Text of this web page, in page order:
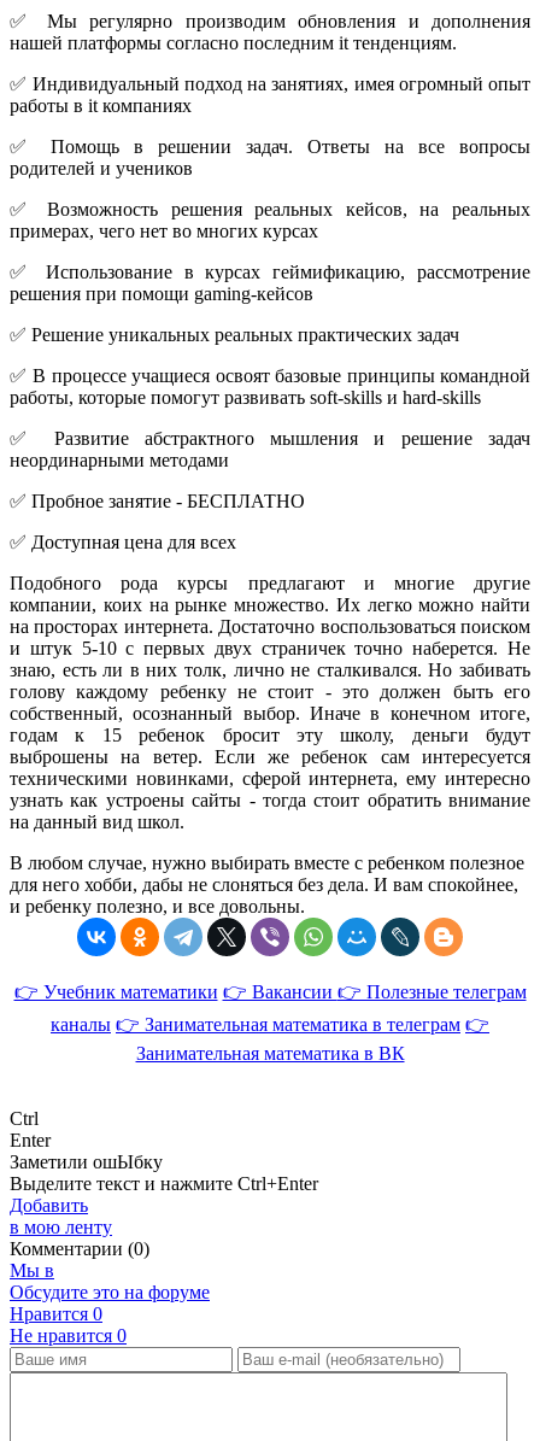
✅ Мы регулярно производим обновления и дополнения
нашей платформы согласно последним it тенденциям.
✅ Индивидуальный подход на занятиях, имея огромный опыт
работы в it компаниях
✅ Помощь в решении задач. Ответы на все вопросы
родителей и учеников
✅ Возможность решения реальных кейсов, на реальных
примерах, чего нет во многих курсах
✅ Использование в курсах геймификацию, рассмотрение
решения при помощи gaming-кейсов
✅ Решение уникальных реальных практических задач
✅ В процессе учащиеся освоят базовые принципы командной
работы, которые помогут развивать soft-skills и hard-skills
✅ Развитие абстрактного мышления и решение задач
неординарными методами
✅ Пробное занятие - БЕСПЛАТНО
✅ Доступная цена для всех
Подобного рода курсы предлагают и многие другие
компании, коих на рынке множество. Их легко можно найти
на просторах интернета. Достаточно воспользоваться поиском
и штук 5-10 с первых двух страничек точно наберется. Не
знаю, есть ли в них толк, лично не сталкивался. Но забивать
голову каждому ребенку не стоит - это должен быть его
собственный, осознанный выбор. Иначе в конечном итоге,
годам к 15 ребенок бросит эту школу, деньги будут
выброшены на ветер. Если же ребенок сам интересуется
техническими новинками, сферой интернета, ему интересно
узнать как устроены сайты - тогда стоит обратить внимание
на данный вид школ.
В любом случае, нужно выбирать вместе с ребенком полезное
для него хобби, дабы не слоняться без дела. И вам спокойнее,
и ребенку полезно, и все довольны.
👉 Учебник математики 👉 Вакансии 👉 Полезные телеграм
каналы 👉 Занимательная математика в телеграм 👉
Занимательная математика в ВК
Ctrl
Enter
Заметили ошЫбку
Выделите текст и нажмите Ctrl+Enter
Добавить
в мою ленту
Комментарии (0)
Мы в
Обсудите это на форуме
Нравится 0
Не нравится 0